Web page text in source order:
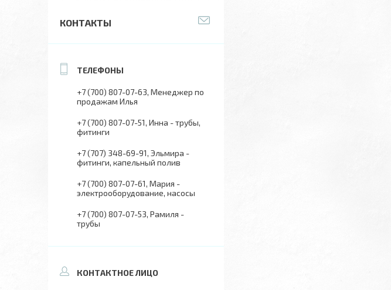
КОНТАКТЫ
+7 (700) 807-07-63 Менеджер по
продажам Илья
+7 (700) 807-07-51 Инна - трубы,
фитинги
+7 (707) 348-69-91 Эльмира -
фитинги, капельный полив
+7 (700) 807-07-61 Мария -
электрооборудование, насосы
+7 (700) 807-07-53 Рамиля -
трубы